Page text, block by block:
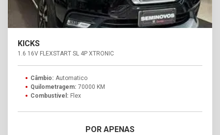
KICKS
1.6 16V FLEXSTART SL 4P XTRONIC
Câmbio: Automatico
Quilometragem: 70000 KM
Combustível: Flex
POR APENAS